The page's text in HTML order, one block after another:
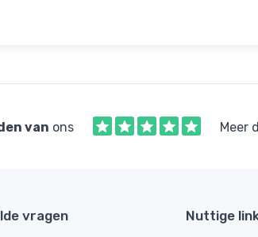
van ons Meer
vragen Nuttige